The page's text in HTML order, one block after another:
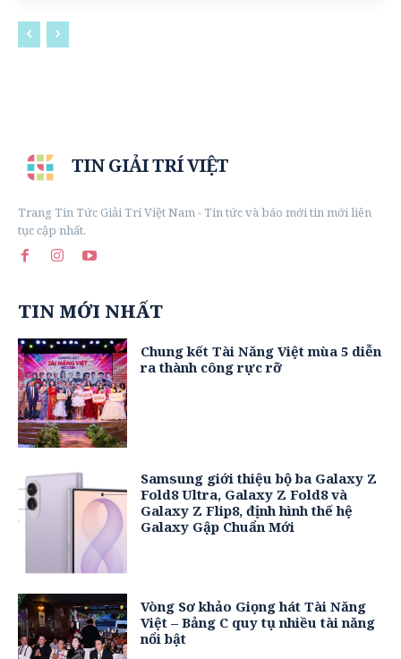
TIN GIẢI TRÍ VIỆT
Trang Tin Tức Giải Trí Việt Nam - Tin tức và báo mới tin mới liên
tục cập nhất.
TIN MỚI NHẤT
Chung kết Tài Năng Việt mùa 5 diễn
ra thành công rực rỡ
Samsung giới thiệu bộ ba Galaxy Z
Fold8 Ultra, Galaxy Z Fold8 và
Galaxy Z Flip8, định hình thế hệ
Galaxy Gập Chuẩn Mới
Vòng Sơ khảo Giọng hát Tài Năng
Việt – Bảng C quy tụ nhiều tài năng
nổi bật